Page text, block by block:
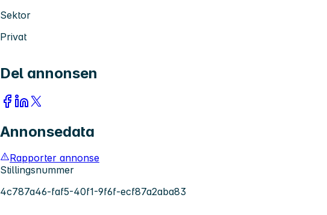
Sektor
Privat
Del annonsen
Annonsedata
Rapporter annonse
Stillingsnummer
4c787a46-faf5-40f1-9f6f-ecf87a2aba83